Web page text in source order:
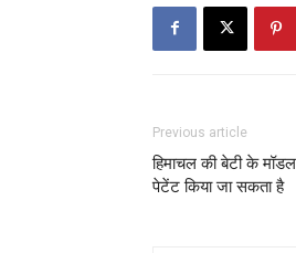
Previous article
हिमाचल की बेटी के मॉडल
पेटेंट किया जा सकता है